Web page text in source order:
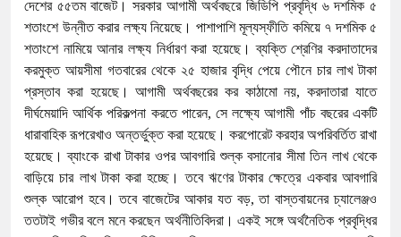
দেশের ৫৫তম বাজেট। সরকার আগামী অর্থবছরে জিডিপি প্রবৃদ্ধি ৬ দশমিক ৫
শতাংশে উন্নীত করার লক্ষ্য নিয়েছে। পাশাপাশি মূল্যস্ফীতি কমিয়ে ৭ দশমিক ৫
শতাংশে নামিয়ে আনার লক্ষ্য নির্ধারণ করা হয়েছে। ব্যক্তি শ্রেণির করদাতাদের
করমুক্ত আয়সীমা গতবারের থেকে ২৫ হাজার বৃদ্ধি পেয়ে পৌনে চার লাখ টাকা
প্রস্তাব করা হয়েছে। আগামী অর্থবছরের কর কাঠামো নয়, করদাতারা যাতে
দীর্ঘমেয়াদি আর্থিক পরিকল্পনা করতে পারেন, সে লক্ষ্যে আগামী পাঁচ বছরের একটি
ধারাবাহিক রূপরেখাও অন্তর্ভুক্ত করা হয়েছে। করপোরেট করহার অপরিবর্তিত রাখা
হয়েছে। ব্যাংকে রাখা টাকার ওপর আবগারি শুল্ক বসানোর সীমা তিন লাখ থেকে
বাড়িয়ে চার লাখ টাকা করা হচ্ছে। তবে ঋণের টাকার ক্ষেত্রে একবার আবগারি
শুল্ক আরোপ হবে। তবে বাজেটের আকার যত বড়, তা বাস্তবায়নের চ্যালেঞ্জও
ততটাই গভীর বলে মনে করছেন অর্থনীতিবিদরা। একই সঙ্গে অর্থনৈতিক প্রবৃদ্ধির